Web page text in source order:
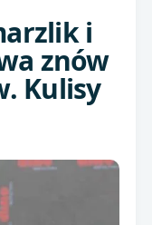
i
znów
Kulisy